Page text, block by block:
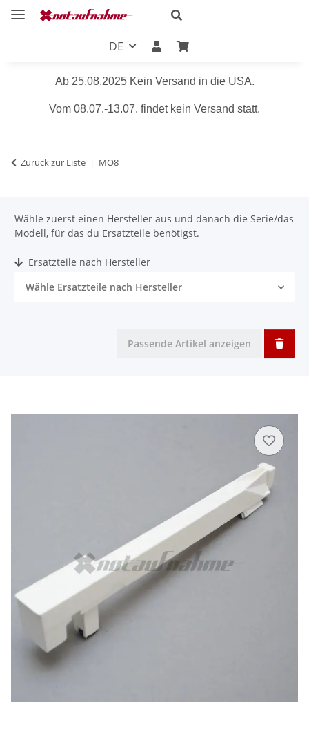
DE
Ab 25.08.2025 Kein Versand in die USA.
Vom 08.07.-13.07. findet kein Versand statt.
Zurück zur Liste MO8
Wähle zuerst einen Hersteller aus und danach die Serie/das
Modell, für das du Ersatzteile benötigst.
Ersatzteile nach Hersteller
Wähle Ersatzteile nach Hersteller
Passende Artikel anzeigen